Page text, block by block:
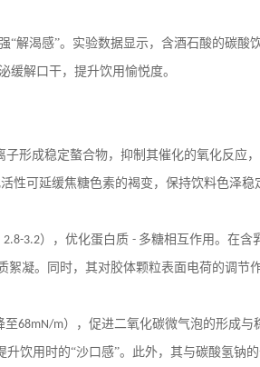
“解渴感”。实验数据显示，含酒石酸的碳酸
缓解口干，提升饮用愉悦度。
子形成稳定螯合物，抑制其催化的氧化反应
性可延缓焦糖色素的褐变，保持饮料色泽稳
2.8-3.2），优化蛋白质 - 多糖相互作用。在含
絮凝。同时，其对胶体颗粒表面电荷的调节
至68mN/m），促进二氧化碳微气泡的形成
升饮用时的“沙口感”。此外，其与碳酸氢钠